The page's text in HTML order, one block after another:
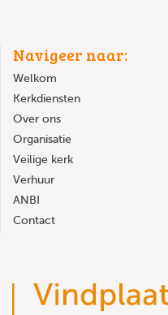
Navigeer naar:
Welkom
Kerkdiensten
Over ons
Organisatie
Veilige kerk
Verhuur
ANBI
Contact